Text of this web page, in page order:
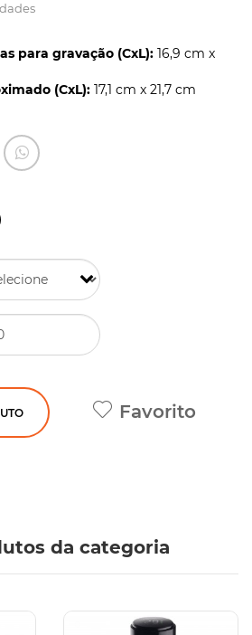
para gravação (CxL): 16,9 cm x
(CxL): 17,1 cm x 21,7 cm
Favorito
da categoria